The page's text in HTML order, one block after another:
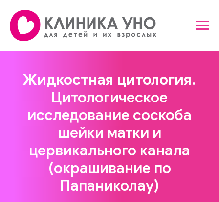
Жидкостная цитология.
Цитологическое
исследование соскоба
шейки матки и
цервикального канала
(окрашивание по
Папаниколау)